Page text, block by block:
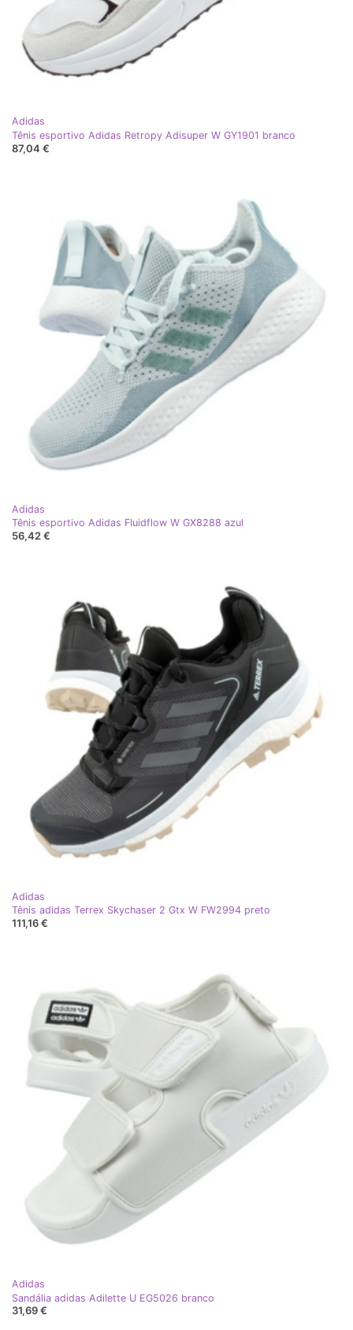
Adidas
Tênis esportivo Adidas Retropy Adisuper W GY1901 branco
87,04 €
Adidas
Tênis esportivo Adidas Fluidflow W GX8288 azul
56,42 €
Adidas
Tênis adidas Terrex Skychaser 2 Gtx W FW2994 preto
111,16 €
Adidas
Sandália adidas Adilette U EG5026 branco
31,69 €